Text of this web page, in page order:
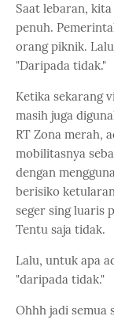
Saat lebaran,
penuh.
orang piknik.
"Daripada tidak."
Ketika sekarang
masih juga
RT Zona merah,
mobilitasnya
dengan
berisiko
seger sing luaris
Tentu saja tidak.
Lalu, untuk apa
"daripada tidak."
Ohhh jadi semua